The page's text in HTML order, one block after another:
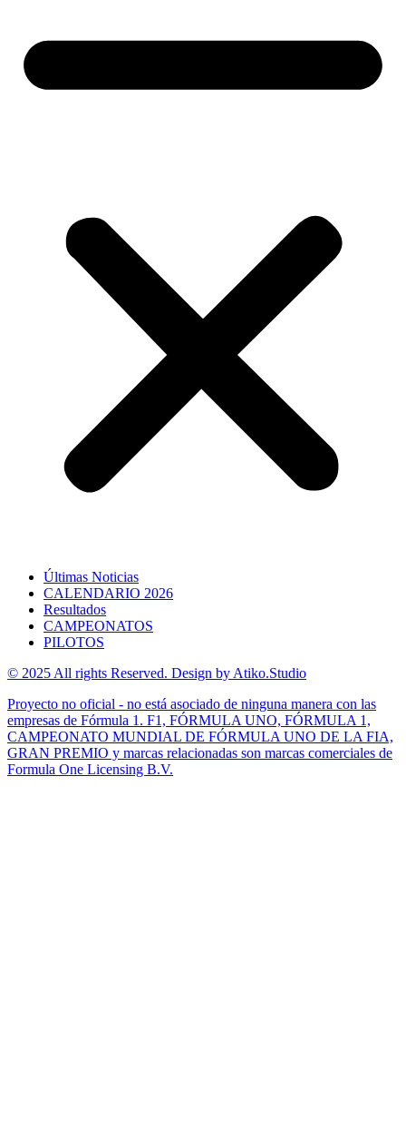
Últimas Noticias
CALENDARIO 2026
Resultados
CAMPEONATOS
PILOTOS
© 2025 All rights Reserved. Design by Atiko.Studio
Proyecto no oficial - no está asociado de ninguna manera con las
empresas de Fórmula 1. F1, FÓRMULA UNO, FÓRMULA 1,
CAMPEONATO MUNDIAL DE FÓRMULA UNO DE LA FIA,
GRAN PREMIO y marcas relacionadas son marcas comerciales de
Formula One Licensing B.V.